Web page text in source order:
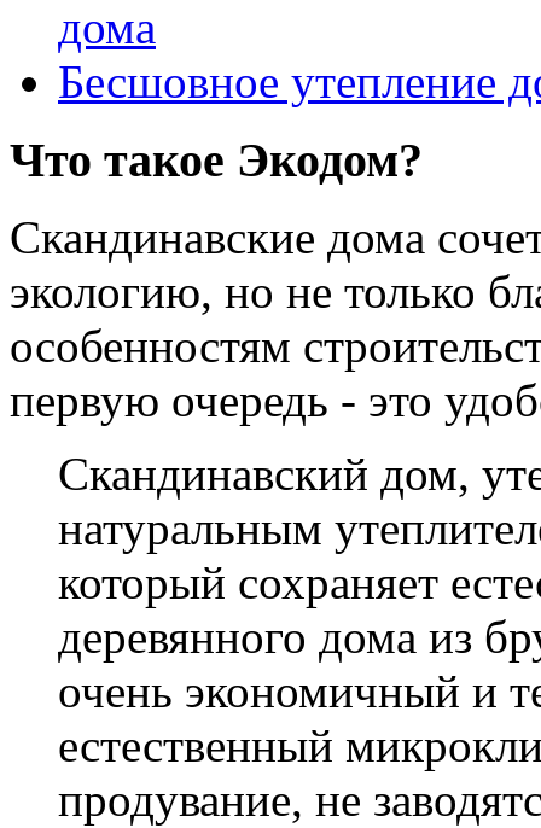
дома
Бесшовное утепление
Что такое Экодом?
Скандинавские дома
экологию, но не только
особенностям
первую очередь - это
Скандинавский дом,
натуральным
который сохраняет
деревянного дома из
очень экономичный и
естественный
продувание, не